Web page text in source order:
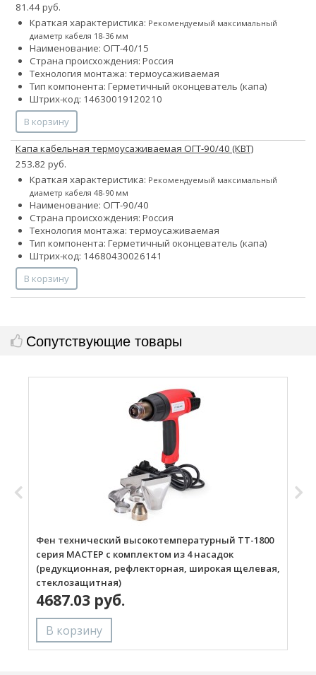
81.44 руб.
Краткая характеристика: Рекомендуемый максимальный
диаметр кабеля 18-36 мм
Наименование: ОГТ-40/15
Страна происхождения: Россия
Технология монтажа: термоусаживаемая
Тип компонента: Герметичный оконцеватель (капа)
Штрих-код: 14630019120210
В корзину
Капа кабельная термоусаживаемая ОГТ-90/40 (КВТ)
253.82 руб.
Краткая характеристика: Рекомендуемый максимальный
диаметр кабеля 48-90 мм
Наименование: ОГТ-90/40
Страна происхождения: Россия
Технология монтажа: термоусаживаемая
Тип компонента: Герметичный оконцеватель (капа)
Штрих-код: 14680430026141
В корзину
Сопутствующие товары
Фен технический высокотемпературный ТТ-1800
серия МАСТЕР с комплектом из 4 насадок
(редукционная, рефлекторная, широкая щелевая,
стеклозащитная)
4687.03 руб.